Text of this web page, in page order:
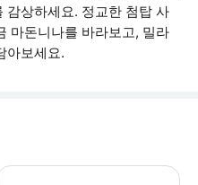
감상하세요. 정교한 첨탑 사
마돈니나를 바라보고, 밀라
아보세요.
대성당 내에는 정치적, 이념적, 스포